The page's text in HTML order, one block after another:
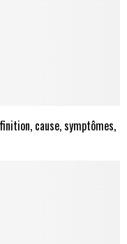
cause, symptômes,